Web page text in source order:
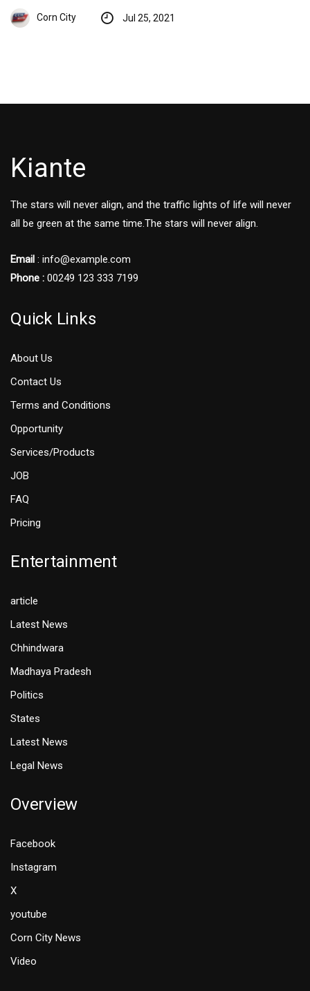
Corn City Jul 25, 2021
Kiante
The stars will never align, and the traffic lights of life will never
all be green at the same time.The stars will never align.
Email : info@example.com
Phone : 00249 123 333 7199
Quick Links
About Us
Contact Us
Terms and Conditions
Opportunity
Services/Products
JOB
FAQ
Pricing
Entertainment
article
Latest News
Chhindwara
Madhaya Pradesh
Politics
States
Latest News
Legal News
Overview
Facebook
Instagram
X
youtube
Corn City News
Video